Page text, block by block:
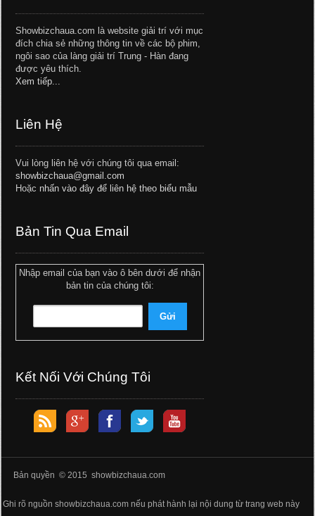
Showbizchaua.com là website giải trí với mục
đích chia sẻ những thông tin về các bộ phim,
ngôi sao của làng giải trí Trung - Hàn đang
được yêu thích.
Xem tiếp...
Liên Hệ
Vui lòng liên hệ với chúng tôi qua email:
showbizchaua@gmail.com
Hoặc nhấn vào đây để liên hệ theo biểu mẫu
Bản Tin Qua Email
Nhập email của bạn vào ô bên dưới để nhận
bản tin của chúng tôi:
Kết Nối Với Chúng Tôi
Bản quyền © 2015 showbizchaua.com
Ghi rõ nguồn showbizchaua.com nếu phát hành lại nội dung từ trang web này